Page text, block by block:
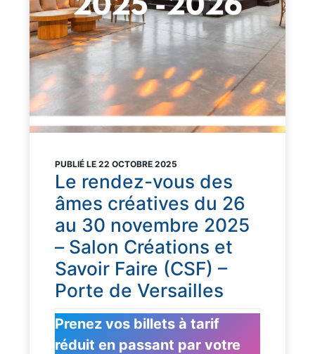
PUBLIÉ LE 22 OCTOBRE 2025
Le rendez-vous des
âmes créatives du 26
au 30 novembre 2025
– Salon Créations et
Savoir Faire (CSF) –
Porte de Versailles
Prenez vos billets à tarif
réduit en passant par votre